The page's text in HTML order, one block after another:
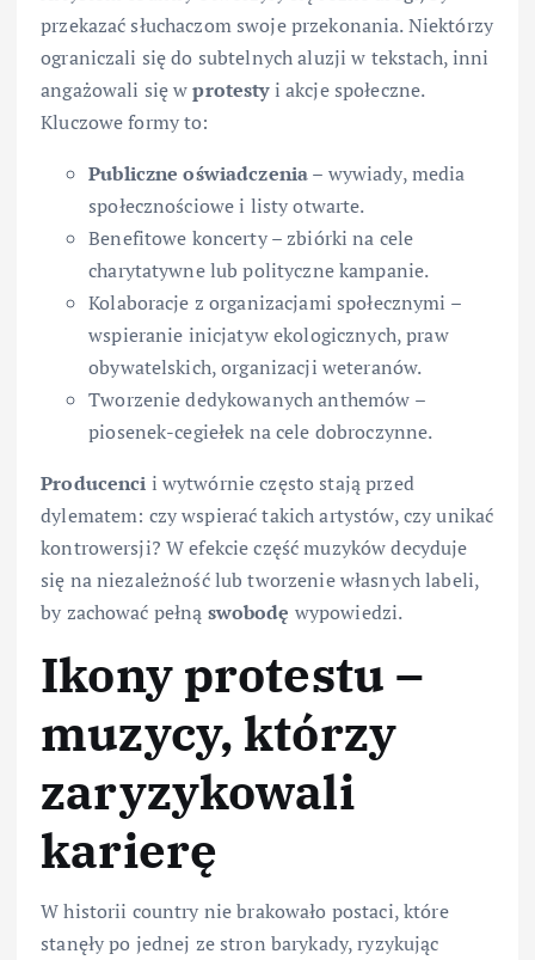
przekazać słuchaczom swoje przekonania. Niektórzy
ograniczali się do subtelnych aluzji w tekstach, inni
angażowali się wprotestyi akcje społeczne.
Kluczowe formy to:
Publiczne oświadczenia– wywiady, media
społecznościowe i listy otwarte.
Benefitowe koncerty – zbiórki na cele
charytatywne lub polityczne kampanie.
Kolaboracje z organizacjami społecznymi –
wspieranie inicjatyw ekologicznych, praw
obywatelskich, organizacji weteranów.
Tworzenie dedykowanych anthemów –
piosenek-cegiełek na cele dobroczynne.
Producenci i wytwórnie często stają przed
dylematem: czy wspierać takich artystów, czy unikać
kontrowersji? W efekcie część muzyków decyduje
się na niezależność lub tworzenie własnych labeli,
by zachować pełną swobodę wypowiedzi.
Ikony protestu –
muzycy, którzy
zaryzykowali
karierę
W historii country nie brakowało postaci, które
stanęły po jednej ze stron barykady, ryzykując